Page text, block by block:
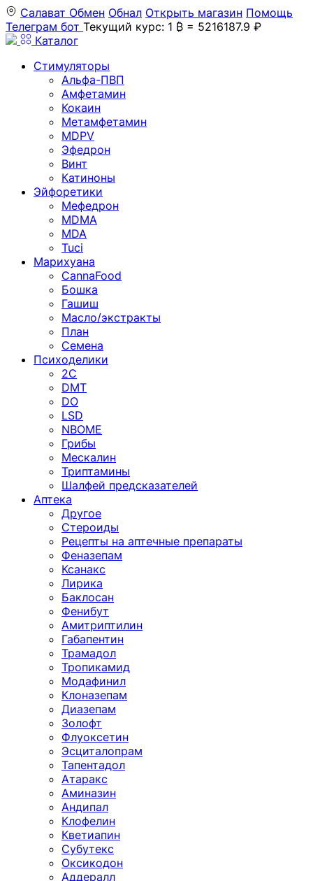
Салават Обмен Обнал Открыть магазин Помощь
Телеграм бот Текущий курс: 1 ₿ = 5216187.9 ₽
Каталог
Стимуляторы
Альфа-ПВП
Амфетамин
Кокаин
Метамфетамин
MDPV
Эфедрон
Винт
Катиноны
Эйфоретики
Мефедрон
MDMA
MDA
Tuci
Марихуана
CannaFood
Бошка
Гашиш
Масло/экстракты
План
Семена
Психоделики
2C
DMT
DO
LSD
NBOME
Грибы
Мескалин
Триптамины
Шалфей предсказателей
Аптека
Другое
Стероиды
Рецепты на аптечные препараты
Феназепам
Ксанакс
Лирика
Баклосан
Фенибут
Амитриптилин
Габапентин
Трамадол
Тропикамид
Модафинил
Клоназепам
Диазепам
Золофт
Флуоксетин
Эсциталопрам
Тапентадол
Атаракс
Аминазин
Андипал
Клофелин
Кветиапин
Субутекс
Оксикодон
Аддералл